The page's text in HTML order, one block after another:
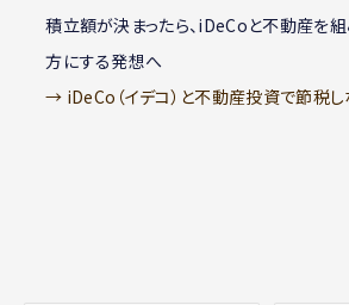
積立額が決まったら、iDeCoと不動産を
方にする発想へ
→ iDeCo（イデコ）と不動産投資で節税